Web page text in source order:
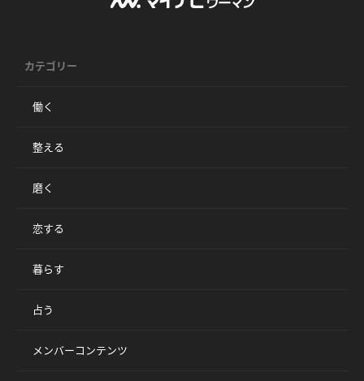
カテゴリー
働く
整える
磨く
恋する
暮らす
占う
メンバーコンテンツ